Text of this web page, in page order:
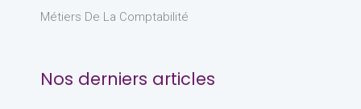
Métiers De La Comptabilité
Nos derniers articles